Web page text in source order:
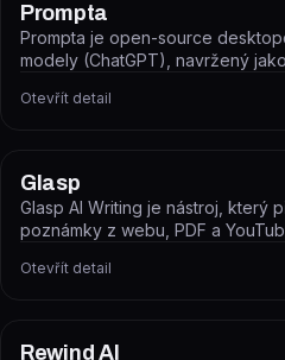
Prompta
Prompta je open-source
modely (ChatGPT), navržený
Otevřít detail
Glasp
Glasp AI Writing je nástroj, který
poznámky z webu, PDF a
Otevřít detail
Rewind AI